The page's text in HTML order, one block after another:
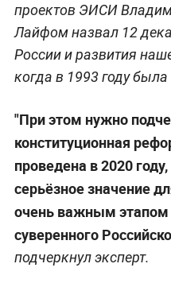
проектов ЭИСИ
Лайфом назвал 12
России и развития
когда в 1993 году
"При этом нужно
конституционная
проведена в 2020
серьёзное значение
очень важным этапом
суверенного
подчеркнул эксперт.